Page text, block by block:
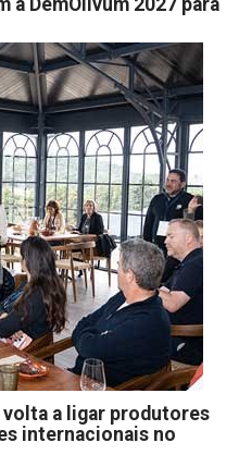
a ligar produtores
internacionais no